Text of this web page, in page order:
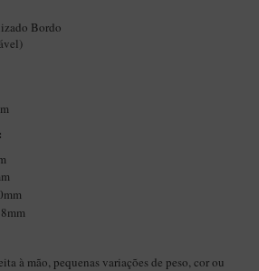
DE BRIAR ITALIANO
Italiano
Bordo
à mão, pequenas variações de peso, cor ou